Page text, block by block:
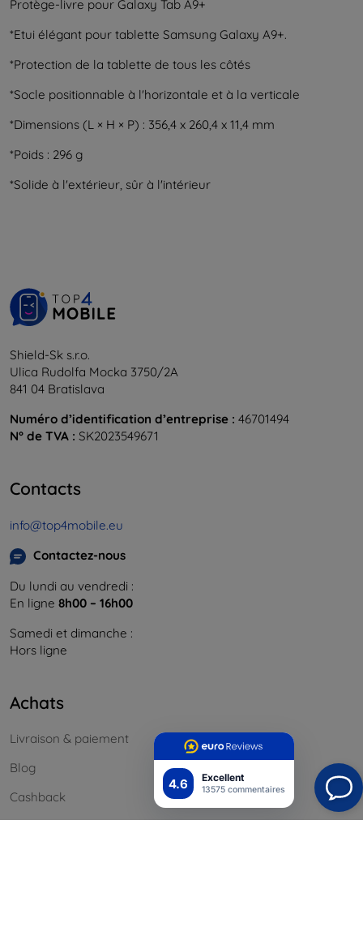
4.6 Excellent
13575 commentaires
Protège-livre pour Galaxy Tab A9+
*Etui élégant pour tablette Samsung Galaxy A9+.
*Protection de la tablette de tous les côtés
*Socle positionnable à l'horizontale et à la verticale
*Dimensions (L × H × P) : 356,4 x 260,4 x 11,4 mm
*Poids : 296 g
*Solide à l'extérieur, sûr à l'intérieur
Shield-Sk s.r.o.
Ulica Rudolfa Mocka 3750/2A
841 04 Bratislava
Numéro d’identification d’entreprise : 46701494
N° de TVA : SK2023549671
Contacts
info@top4mobile.eu
Contactez-nous
Du lundi au vendredi :
En ligne 8h00 – 16h00
Samedi et dimanche :
Hors ligne
Achats
Livraison & paiement
Blog
Cashback